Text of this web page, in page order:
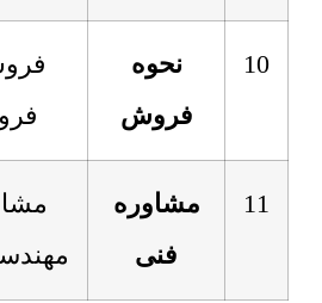
10
نحوه
فروش
11
مشاوره
فنی